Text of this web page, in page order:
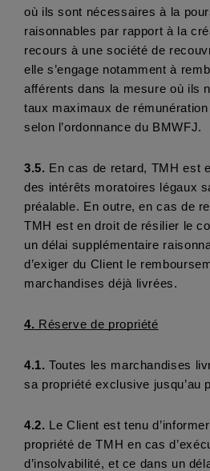
où ils sont nécessaires à la
raisonnables par rapport à la
recours à une société de
elle s’engage notamment à
afférents dans la mesure où ils
taux maximaux de
selon l’ordonnance du BMWFJ.
3.5. En cas de retard, TMH est
des intérêts moratoires légaux
préalable. En outre, en cas de
TMH est en droit de résilier le
un délai supplémentaire
d’exiger du Client le
marchandises déjà livrées.
4. Réserve de propriété
4.1. Toutes les marchandises
sa propriété exclusive jusqu’au
4.2. Le Client est tenu
propriété de TMH en cas
d’insolvabilité, et ce dans un